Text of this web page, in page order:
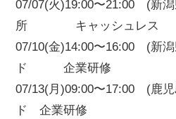
07/07(火)19:00〜21:00 (新
所 キャッシュレス
07/10(金)14:00〜16:00 (新
ド 企業研修
07/13(月)09:00〜17:00 (鹿
ド 企業研修